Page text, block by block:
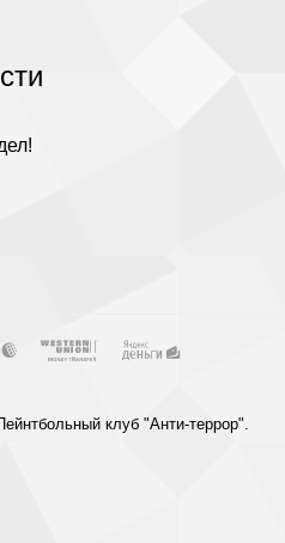
клуб "Анти-террор".